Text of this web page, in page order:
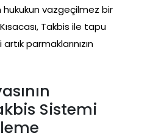
vazgeçilmez bir
Takbis ile tapu
parmaklarınızın
Sistemi